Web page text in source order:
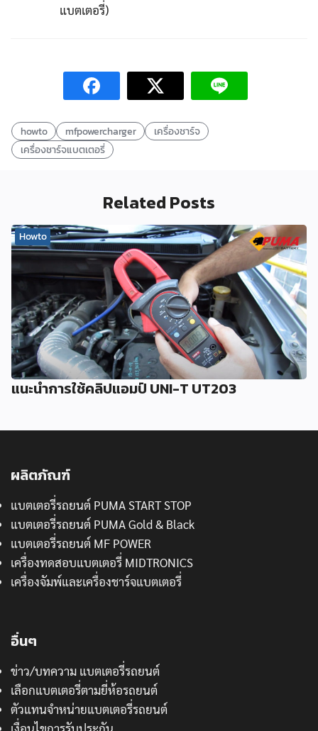
แบตเตอรี่)
howto mfpowercharger
เครื่องชาร์จ
เครื่องชาร์จแบตเตอรี่
Related Posts
Howto
แนะนำการใช้คลิปแอมป์ UNI-T UT203
ผลิตภัณฑ์
แบตเตอรี่รถยนต์ PUMA START STOP
แบตเตอรี่รถยนต์ PUMA Gold & Black
แบตเตอรี่รถยนต์ MF POWER
เครื่องทดสอบแบตเตอรี่ MIDTRONICS
เครื่องจัมพ์และเครื่องชาร์จแบตเตอรี่
อื่นๆ
ข่าว/บทความ แบตเตอรี่รถยนต์
เลือกแบตเตอรี่ตามยี่ห้อรถยนต์
ตัวแทนจำหน่ายแบตเตอรี่รถยนต์